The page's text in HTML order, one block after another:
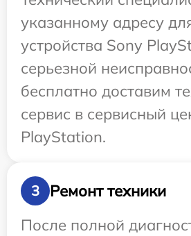
указанному адресу
устройства Sony
серьезной
бесплатно доставим
сервис в сервисный
PlayStation.
3
Ремонт техники
После полной